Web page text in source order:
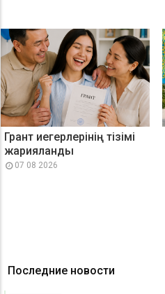
Грант иегерлерінің тізімі
жарияланды
07 08 2026
Последние новости